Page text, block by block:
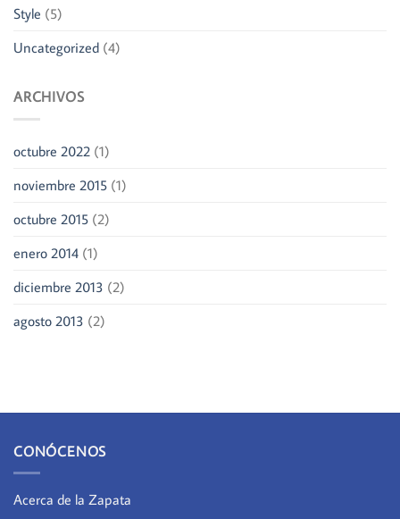
Style (5)
Uncategorized (4)
ARCHIVOS
octubre 2022 (1)
noviembre 2015 (1)
octubre 2015 (2)
enero 2014 (1)
diciembre 2013 (2)
agosto 2013 (2)
CONÓCENOS
Acerca de la Zapata